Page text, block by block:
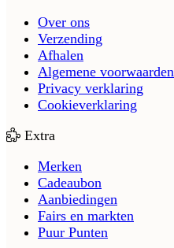
Over ons
Verzending
Afhalen
Algemene voorwaarden
Privacy verklaring
Cookieverklaring
Extra
Merken
Cadeaubon
Aanbiedingen
Fairs en markten
Puur Punten